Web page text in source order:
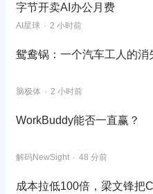
字节开卖AI办公月费
AI星球 2 小时前
鸳鸯锅：一个汽车工人的消
脑极体 2 小时前
WorkBuddy能否一直赢？
解码NewSight 48 分前
成本拉低100倍，梁文锋把